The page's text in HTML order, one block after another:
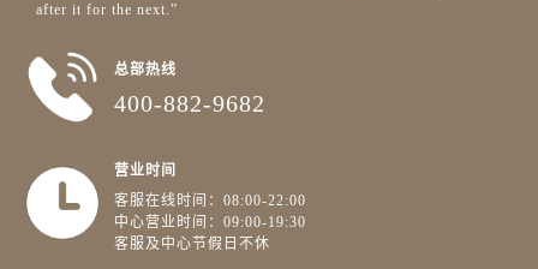
after it for the next.”
总部热线
400-882-9682
营业时间
客服在线时间：08:00-22:00
中心营业时间：09:00-19:30
客服及中心节假日不休